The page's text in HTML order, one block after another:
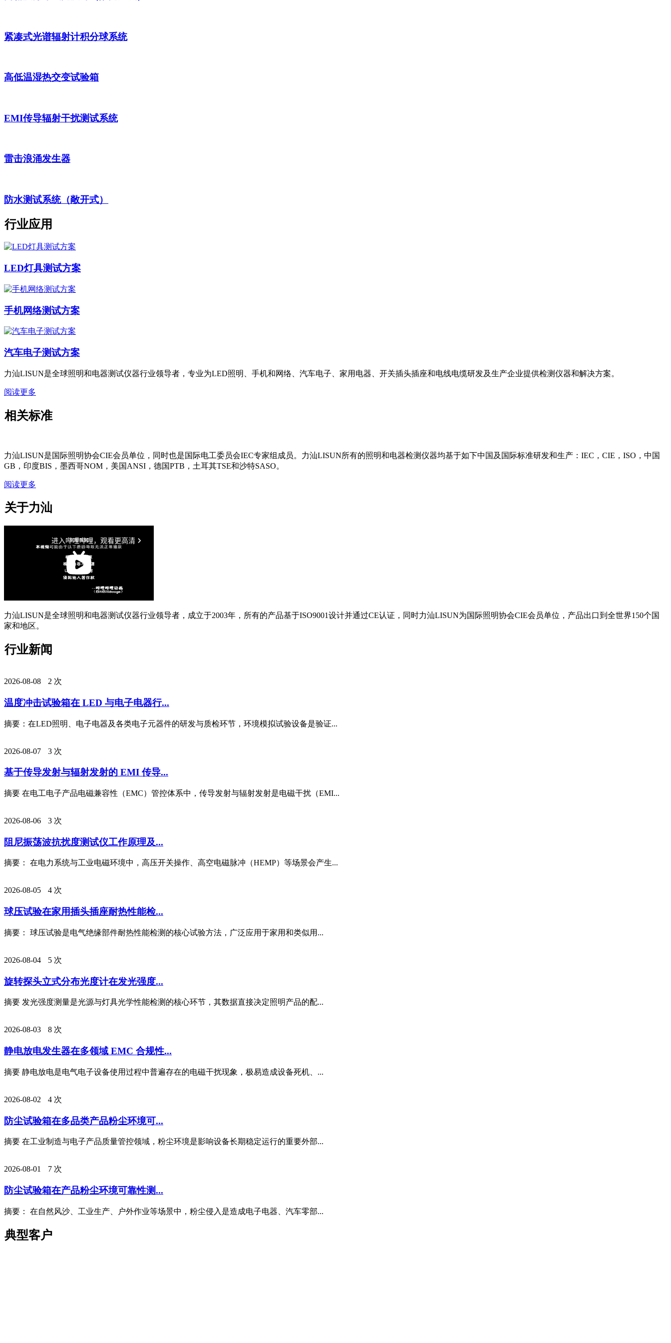
紧凑式光谱辐射计积分球系统
高低温湿热交变试验箱
EMI传导辐射干扰测试系统
雷击浪涌发生器
防水测试系统（敞开式）
行业应用
LED灯具测试方案
手机网络测试方案
汽车电子测试方案
力汕LISUN是全球照明和电器测试仪器行业领导者，专业为LED照明、手机和网络、汽车电子、家用电器、开关插头插座和电线电缆研发及生产企业提供检测仪器和解决方案。
阅读更多
相关标准
力汕LISUN是国际照明协会CIE会员单位，同时也是国际电工委员会IEC专家组成员。力汕LISUN所有的照明和电器检测仪器均基于如下中国及国际标准研发和生产：IEC，CIE，ISO，中国
GB，印度BIS，墨西哥NOM，美国ANSI，德国PTB，土耳其TSE和沙特SASO。
阅读更多
关于力汕
力汕LISUN是全球照明和电器测试仪器行业领导者，成立于2003年，所有的产品基于ISO9001设计并通过CE认证，同时力汕LISUN为国际照明协会CIE会员单位，产品出口到全世界150个国
家和地区。
行业新闻
2026-08-08 2 次
温度冲击试验箱在 LED 与电子电器行...
摘要：在LED照明、电子电器及各类电子元器件的研发与质检环节，环境模拟试验设备是验证...
2026-08-07 3 次
基于传导发射与辐射发射的 EMI 传导...
摘要 在电工电子产品电磁兼容性（EMC）管控体系中，传导发射与辐射发射是电磁干扰（EMI...
2026-08-06 3 次
阻尼振荡波抗扰度测试仪工作原理及...
摘要： 在电力系统与工业电磁环境中，高压开关操作、高空电磁脉冲（HEMP）等场景会产生...
2026-08-05 4 次
球压试验在家用插头插座耐热性能检...
摘要： 球压试验是电气绝缘部件耐热性能检测的核心试验方法，广泛应用于家用和类似用...
2026-08-04 5 次
旋转探头立式分布光度计在发光强度...
摘要 发光强度测量是光源与灯具光学性能检测的核心环节，其数据直接决定照明产品的配...
2026-08-03 8 次
静电放电发生器在多领域 EMC 合规性...
摘要 静电放电是电气电子设备使用过程中普遍存在的电磁干扰现象，极易造成设备死机、...
2026-08-02 4 次
防尘试验箱在多品类产品粉尘环境可...
摘要 在工业制造与电子产品质量管控领域，粉尘环境是影响设备长期稳定运行的重要外部...
2026-08-01 7 次
防尘试验箱在产品粉尘环境可靠性测...
摘要： 在自然风沙、工业生产、户外作业等场景中，粉尘侵入是造成电子电器、汽车零部...
典型客户